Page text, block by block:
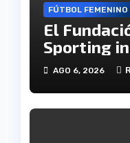
FÚTBOL FEMENINO
El
Sporting
recibiendo
AGO 6, 2026